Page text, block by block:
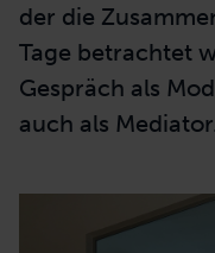
der die
Tage betrachtet
Gespräch als
auch als